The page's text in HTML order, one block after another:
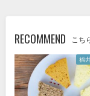
RECOMMEND こち
福